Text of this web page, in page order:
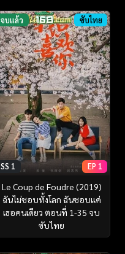
จบแล้ว ซับไทย
SS 1 EP 1
Le Coup de Foudre (2019)
ฉันไม่ชอบทั้งโลก ฉันชอบแค่
เธอคนเดียว ตอนที่ 1-35 จบ
ซับไทย